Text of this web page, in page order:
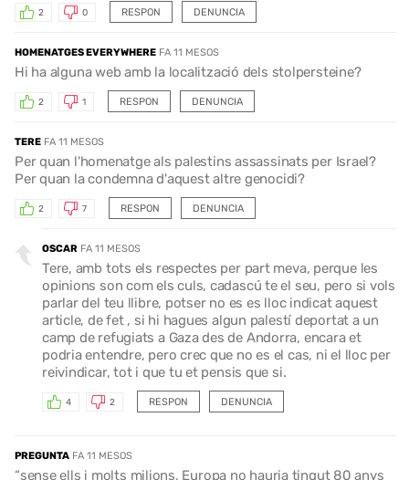
RESPON
2 0 DENUNCIA
HOMENATGES EVERYWHERE FA 11 MESOS
Hi ha alguna web amb la localització dels stolpersteine?
RESPON
2 1 DENUNCIA
TERE FA 11 MESOS
Per quan l'homenatge als palestins assassinats per Israel?
Per quan la condemna d'aquest altre genocidi?
RESPON
2 7 DENUNCIA
OSCAR FA 11 MESOS
Tere, amb tots els respectes per part meva, perque les
opinions son com els culs, cadascú te el seu, pero si vols
parlar del teu llibre, potser no es es lloc indicat aquest
article, de fet , si hi hagues algun palestí deportat a un
camp de refugiats a Gaza des de Andorra, encara et
podria entendre, pero crec que no es el cas, ni el lloc per
reivindicar, tot i que tu et pensis que si.
RESPON
4 2 DENUNCIA
PREGUNTA FA 11 MESOS
“sense ells i molts milions, Europa no hauria tingut 80 anys